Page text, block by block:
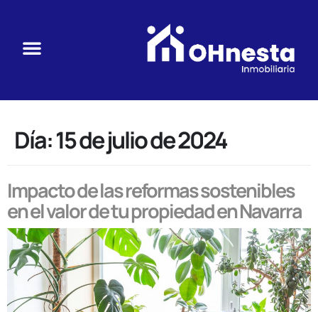
Día:15 de julio de 2024
Impacto de las reformas sostenibles
en el valor de tu propiedad en Navarra